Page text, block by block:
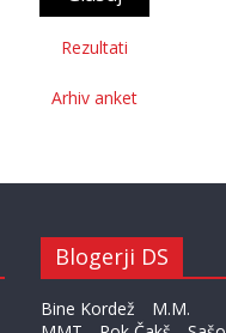
Rezultati
Arhiv anket
Blogerji DS
Bine Kordež
M.M.